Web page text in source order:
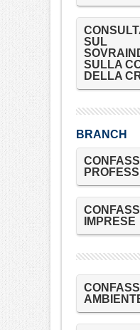
SUL
SULLA
DELLA
BRANCH
IMPRESE